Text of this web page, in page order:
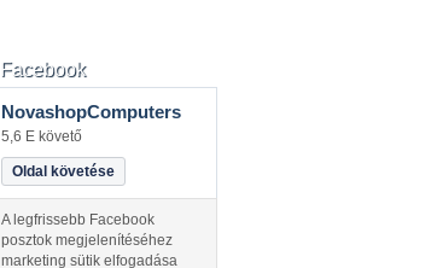
Facebook
NovashopComputers
5,6 E követő
Oldal követése
A legfrissebb Facebook
posztok megjelenítéséhez
marketing sütik elfogadása